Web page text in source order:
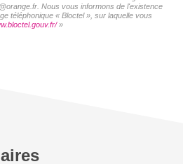
Nous vous informons de l'existence
téléphonique « Bloctel », sur laquelle vous
»